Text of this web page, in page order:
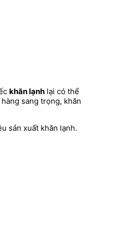
khăn lạnh lại có thể
sang trọng, khăn
sản xuất khăn lạnh.